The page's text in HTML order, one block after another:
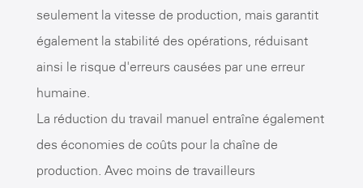
seulement la vitesse de production, mais garantit
également la stabilité des opérations, réduisant
ainsi le risque d'erreurs causées par une erreur
humaine.
La réduction du travail manuel entraîne également
des économies de coûts pour la chaîne de
production. Avec moins de travailleurs